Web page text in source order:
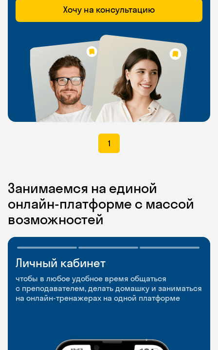
Хочу на консультацию
1
Занимаемся на единой
онлайн-платформе с массой
возможностей
Личный кабинет
чтобы в любое удобное время общаться
с преподавателем, делать домашку и заниматься
на онлайн-тренажерах на одной платформе
Мобильное
приложение
чтобы заниматься и изучать новые слова где
и когда удобно
Разговорные клубы
и Talks
Групповые занятия для разговорной практики
и индивидуальные встречи с преподавателями